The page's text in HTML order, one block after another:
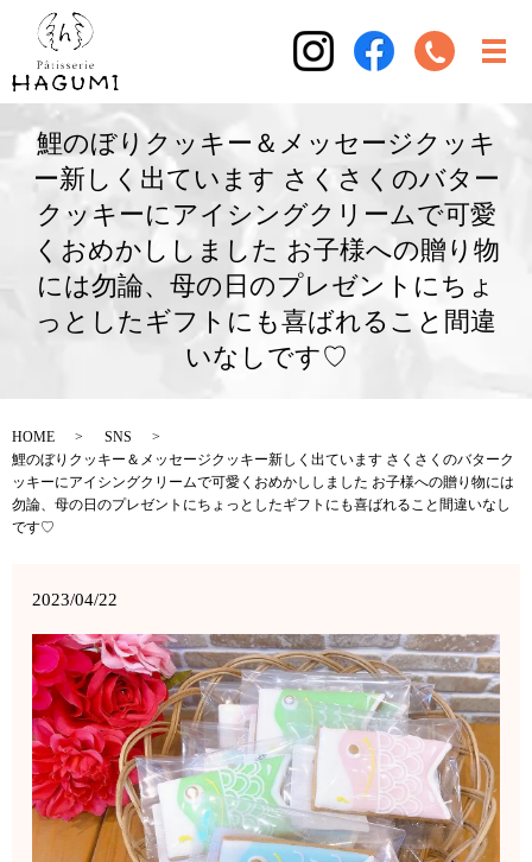
鯉のぼりクッキー＆メッセージクッキ
ー新しく出ています さくさくのバター
クッキーにアイシングクリームで可愛
くおめかししました お子様への贈り物
には勿論、母の日のプレゼントにちょ
っとしたギフトにも喜ばれること間違
いなしです♡
HOME
SNS
鯉のぼりクッキー＆メッセージクッキー新しく出ています さくさくのバターク
ッキーにアイシングクリームで可愛くおめかししました お子様への贈り物には
勿論、母の日のプレゼントにちょっとしたギフトにも喜ばれること間違いなし
です♡
2023/04/22